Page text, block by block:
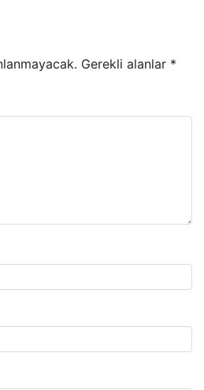
Gerekli alanlar *